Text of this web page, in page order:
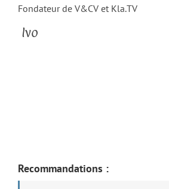
Fondateur de V&CV et Kla.TV
Ivo
Recommandations :